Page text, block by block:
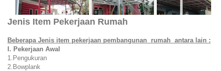
Jenis Item Pekerjaan Rumah
Beberapa Jenis item pekerjaan pembangunan rumah antara lain :
I. Pekerjaan Awal
1.Pengukuran
2.Bowplank